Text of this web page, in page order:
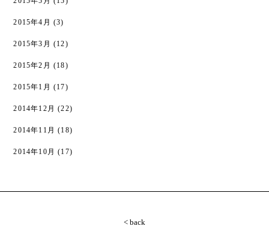
2015年4月 (3)
2015年3月 (12)
2015年2月 (18)
2015年1月 (17)
2014年12月 (22)
2014年11月 (18)
2014年10月 (17)
< back